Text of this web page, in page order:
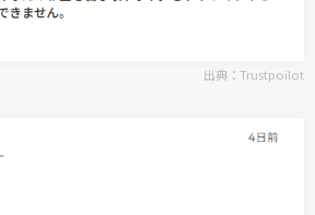
出典： Trustpoilot